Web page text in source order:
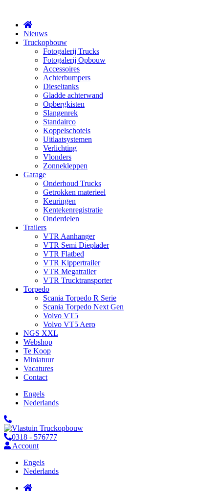
Nieuws
Truckopbouw
Fotogalerij Trucks
Fotogalerij Opbouw
Accessoires
Achterbumpers
Dieseltanks
Gladde achterwand
Opbergkisten
Slangenrek
Standairco
Koppelschotels
Uitlaatsystemen
Verlichting
Vlonders
Zonnekleppen
Garage
Onderhoud Trucks
Getrokken materieel
Keuringen
Kentekenregistratie
Onderdelen
Trailers
VTR Aanhanger
VTR Semi Dieplader
VTR Flatbed
VTR Kippertrailer
VTR Megatrailer
VTR Trucktransporter
Torpedo
Scania Torpedo R Serie
Scania Torpedo Next Gen
Volvo VT5
Volvo VT5 Aero
NGS XXL
Webshop
Te Koop
Miniatuur
Vacatures
Contact
Engels
Nederlands
0318 - 576777
Account
Engels
Nederlands